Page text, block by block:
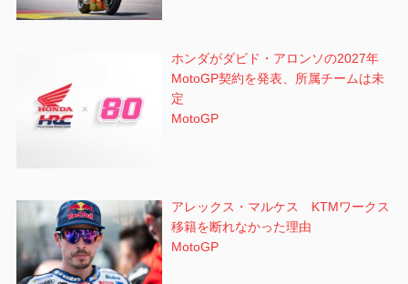
ホンダがダビド・アロンソの2027年
MotoGP契約を発表、所属チームは未
定
MotoGP
アレックス・マルケス KTMワークス
移籍を断れなかった理由
MotoGP